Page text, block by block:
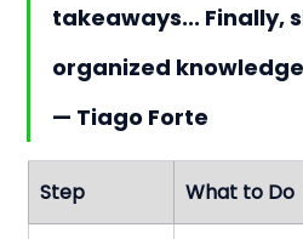
takeaways... Finally,
organized
— Tiago Forte
Step What to Do